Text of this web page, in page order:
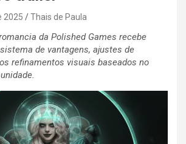
2025 Thais de Paula
da Polished Games recebe
de vantagens, ajustes de
refinamentos visuais baseados no